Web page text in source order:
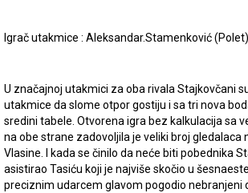
Igrač utakmice : Aleksandar.Stamenković (Polet)
U značajnoj utakmici za oba rivala Stajkovčani
utakmice da slome otpor gostiju i sa tri nova
sredini tabele. Otvorena igra bez kalkulacija sa
na obe strane zadovoljila je veliki broj gledalaca
Vlasine. I kada se činilo da neće biti pobednika
asistirao Tasiću koji je najviše skočio u
preciznim udarcem glavom pogodio nebranjeni